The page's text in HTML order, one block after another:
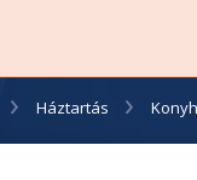
Háztartás